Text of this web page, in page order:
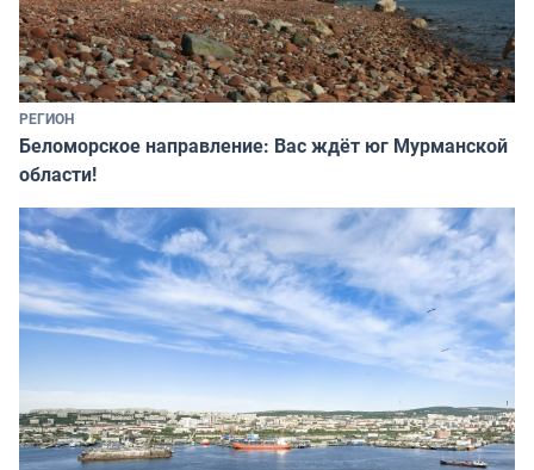
РЕГИОН
Беломорское направление: Вас ждёт юг Мурманской
области!